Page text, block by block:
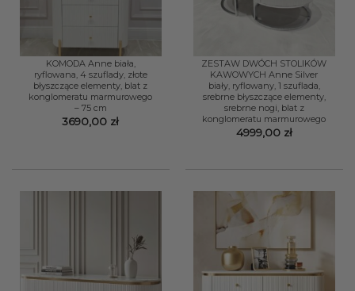
KOMODA Anne biała,
ryflowana, 4 szuflady, złote
błyszczące elementy, blat z
konglomeratu marmurowego
– 75 cm
3690,00 zł
ZESTAW DWÓCH STOLIKÓW
KAWOWYCH Anne Silver
biały, ryflowany, 1 szuflada,
srebrne błyszczące elementy,
srebrne nogi, blat z
konglomeratu marmurowego
4999,00 zł